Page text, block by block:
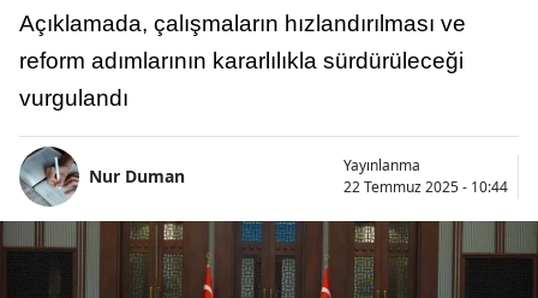
Açıklamada, çalışmaların hızlandırılması ve
reform adımlarının kararlılıkla sürdürüleceği
vurgulandı
Nur Duman
Yayınlanma
22 Temmuz 2025 - 10:44